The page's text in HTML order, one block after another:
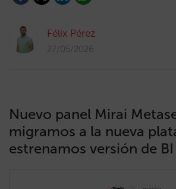
Félix Pérez
27/05/2026
Nuevo panel Mirai
migramos a la nueva
estrenamos versión de BI